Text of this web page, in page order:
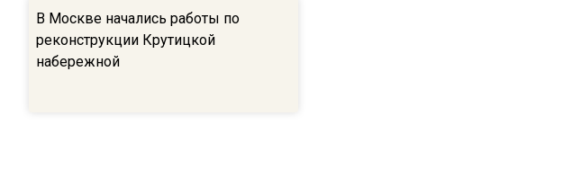
В Москве начались работы по
реконструкции Крутицкой
набережной